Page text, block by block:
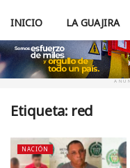
INICIO LA GUAJIRA
Etiqueta: red
NACIÓN